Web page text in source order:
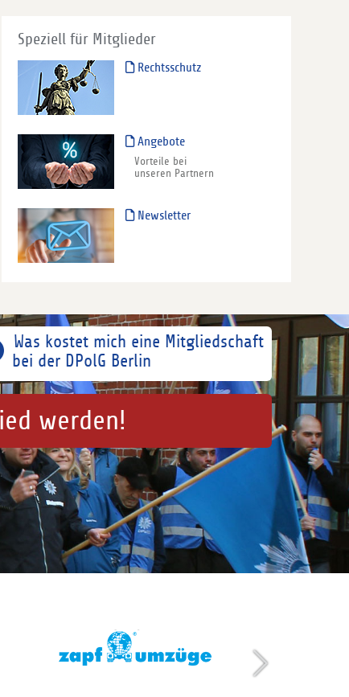
Speziell für Mitglieder
Rechtsschutz
Angebote
Vorteile bei
unseren Partnern
Newsletter
Was kostet mich eine Mitgliedschaft
bei der DPolG Berlin
werden!